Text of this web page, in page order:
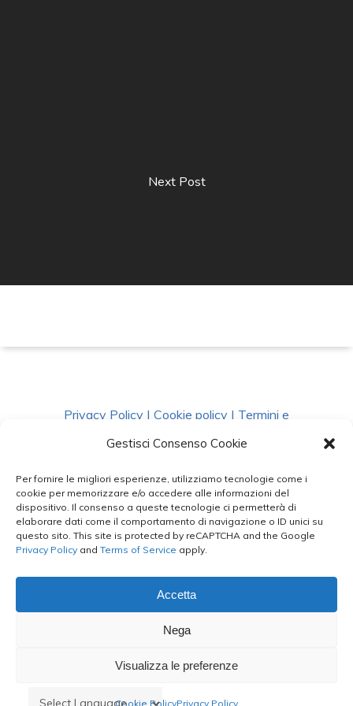
Gestisci Consenso Cookie
Per fornire le migliori esperienze, utilizziamo tecnologie come i
cookie per memorizzare e/o accedere alle informazioni del
dispositivo. Il consenso a queste tecnologie ci permetterà di
elaborare dati come il comportamento di navigazione o ID unici su
questo sito. This site is protected by reCAPTCHA and the Google
Privacy Policy and Terms of Service apply.
Accetta
Nega
Visualizza le preferenze
Cookie PolicyPrivacy Policy
Next Post
Privacy Policy | Cookie policy | Termini e
Condizioni|Richiedi Dati
facebook instagram whatsappphone
email
Le Bontà del Capo ©